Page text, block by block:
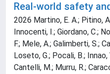
Real-world safety
2026 Martino, E. A.; Pitino,
Innocenti, I.; Giordano, C.;
F.; Mele, A.; Galimberti, S.;
Loseto, G.; Pocali, B.;
Cantelli, M.; Murru, R.;